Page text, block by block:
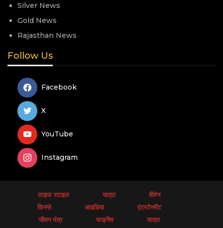
Silver News
Gold News
Rajasthan News
Follow Us
Facebook
X
YouTube
Instagram
लाइफ स्टाइल यात्रा
वीमेन
किस्से
आइडिया
एंटरटेनमेंट
जीवन मंत्र
फाइनेंस यात्रा